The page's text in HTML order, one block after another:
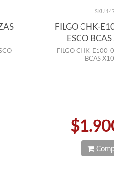
SKU
FILGO CHK-
ESCO
FILGO CHK-E100-
BCAS